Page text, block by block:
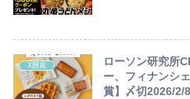
X懸賞
ローソン研究所
ー、フィナンシ
賞】〆切2026/2/8